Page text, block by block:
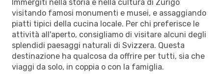
Immergiti nella storia e nella cultura di Zurigo
visitando famosi monumenti e musei, e assaggiando
piatti tipici della cucina locale. Per chi preferisce le
attività all'aperto, consigliamo di visitare alcuni degli
splendidi paesaggi naturali di Svizzera. Questa
destinazione ha qualcosa da offrire per tutti, sia che
viaggi da solo, in coppia o con la famiglia.